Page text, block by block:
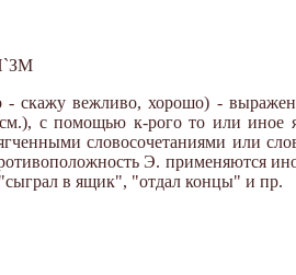
вежливо, хорошо) -
с помощью к-рого то или иное
словосочетаниями или
Э. применяются
в ящик", "отдал концы" и пр.